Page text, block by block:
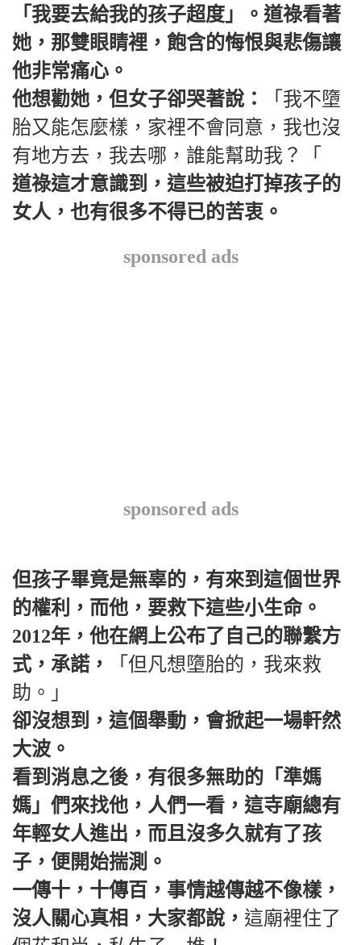
「我要去給我的孩子超度」。道祿看著
她，那雙眼睛裡，飽含的悔恨與悲傷讓
他非常痛心。
他想勸她，但女子卻哭著說：
「我不墮
胎又能怎麼樣，家裡不會同意，我也沒
有地方去，我去哪，誰能幫助我？「
道祿這才意識到，這些被迫打掉孩子的
女人，也有很多不得已的苦衷。
sponsored ads
sponsored ads
但孩子畢竟是無辜的，有來到這個世界
的權利，而他，要救下這些小生命。
2012年，他在網上公布了自己的聯繫方
式，承諾，
「但凡想墮胎的，我來救
助。」
卻沒想到，這個舉動，會掀起一場軒然
大波。
看到消息之後，有很多無助的「準媽
媽」們來找他，人們一看，這寺廟總有
年輕女人進出，而且沒多久就有了孩
子，便開始揣測。
一傳十，十傳百，事情越傳越不像樣，
沒人關心真相，大家都說， 這廟裡住了